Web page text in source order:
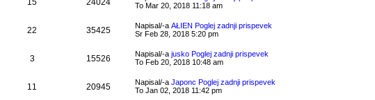
To Mar 20, 2018 11:18 am
22 35425 Napisal/-a AŁIEN Poglej zadnji prispevek
Sr Feb 28, 2018 5:20 pm
3 15526 Napisal/-a jusko Poglej zadnji prispevek
To Feb 20, 2018 10:48 am
11 20945 Napisal/-a Japonc Poglej zadnji prispevek
To Jan 02, 2018 11:42 pm